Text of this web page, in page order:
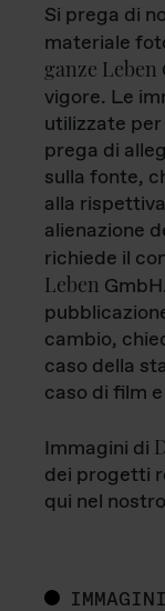
Si prega di
materiale
ganze Leben
vigore. Le
utilizzate
prega di
sulla fonte,
alla
alienazione
richiede il
Leben
cambio,
caso della
caso di film
Immagini di
dei progetti
qui nel
IMMAGINI